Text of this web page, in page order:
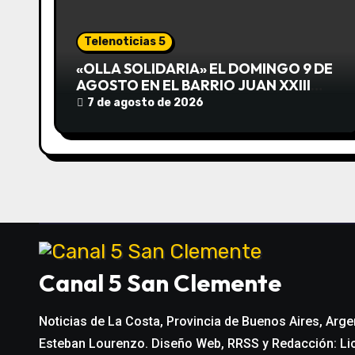
e
e
t
r
a
d
Telenoticias 5
«OLLA SOLIDARIA» EL DOMINGO 9 DE
AGOSTO EN EL BARRIO JUAN XXIII
DESDE LAS 13 HS
7 de agosto de 2026
Canal 5 San Clemente
Noticias de La Costa, Provincia de Buenos Aires,
Esteban Lourenzo. Diseño Web, RRSS y Redacción: